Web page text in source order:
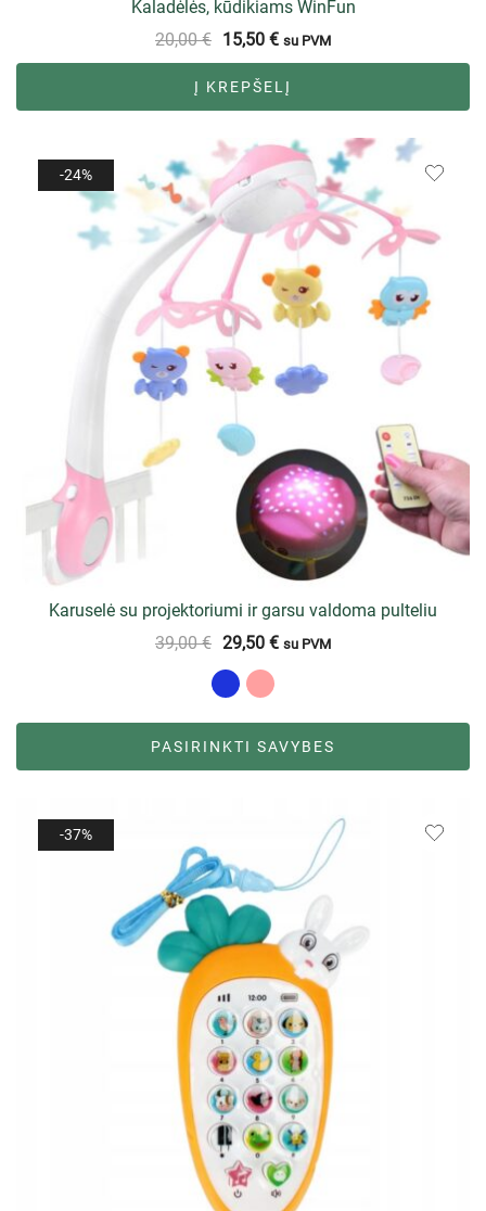
Kaladėlės, kūdikiams WinFun
20,00€ 15,50 € su PVM
Į KREPŠELĮ
-24%
Karuselė su projektoriumi ir garsu valdoma pulteliu
39,00€ 29,50 € su PVM
PASIRINKTI SAVYBES
-37%